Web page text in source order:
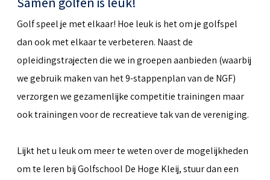
Golf speel je met elkaar! Hoe leuk is het om je golfspel
dan ook met elkaar te verbeteren. Naast de
opleidingstrajecten die we in groepen aanbieden (waarbij
we gebruik maken van het 9-stappenplan van de NGF)
verzorgen we gezamenlijke competitie trainingen maar
ook trainingen voor de recreatieve tak van de vereniging.
Lijkt het u leuk om meer te weten over de mogelijkheden
om te leren bij Golfschool De Hoge Kleij, stuur dan een